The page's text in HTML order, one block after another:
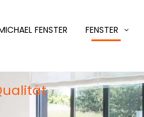
FENSTER FENSTER